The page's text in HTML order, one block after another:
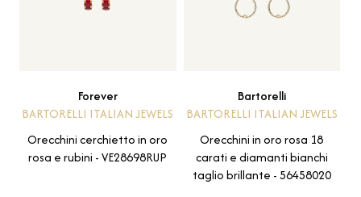
Forever
BARTORELLI ITALIAN JEWELS
Orecchini cerchietto in oro
rosa e rubini - VE28698RUP
Bartorelli
BARTORELLI ITALIAN JEWELS
Orecchini in oro rosa 18
carati e diamanti bianchi
taglio brillante - 56458020